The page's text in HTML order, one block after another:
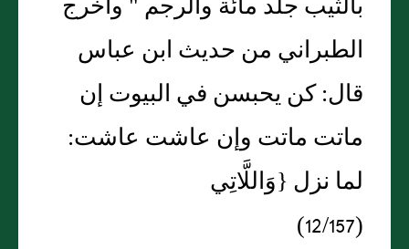
الطبراني من حديث ابن عباس
قال: كن يحبسن في البيوت إن
ماتت ماتت وإن عاشت عاشت:
لما نزل {وَاللَّاتِي
(12/157)